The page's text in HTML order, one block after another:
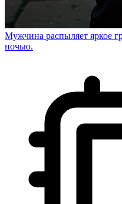
Мужчина распыляет яркое
ночью.